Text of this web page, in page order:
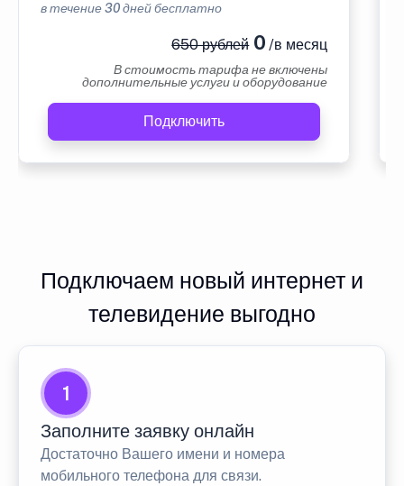
в течение 30 дней бесплатно
650 рублей0 /в месяц
В стоимость тарифа не включены
дополнительные услуги и оборудование
Подключить
Подключаем новый интернет и
телевидение выгодно
1
Заполните заявку онлайн
Достаточно Вашего имени и номера
мобильного телефона для связи.